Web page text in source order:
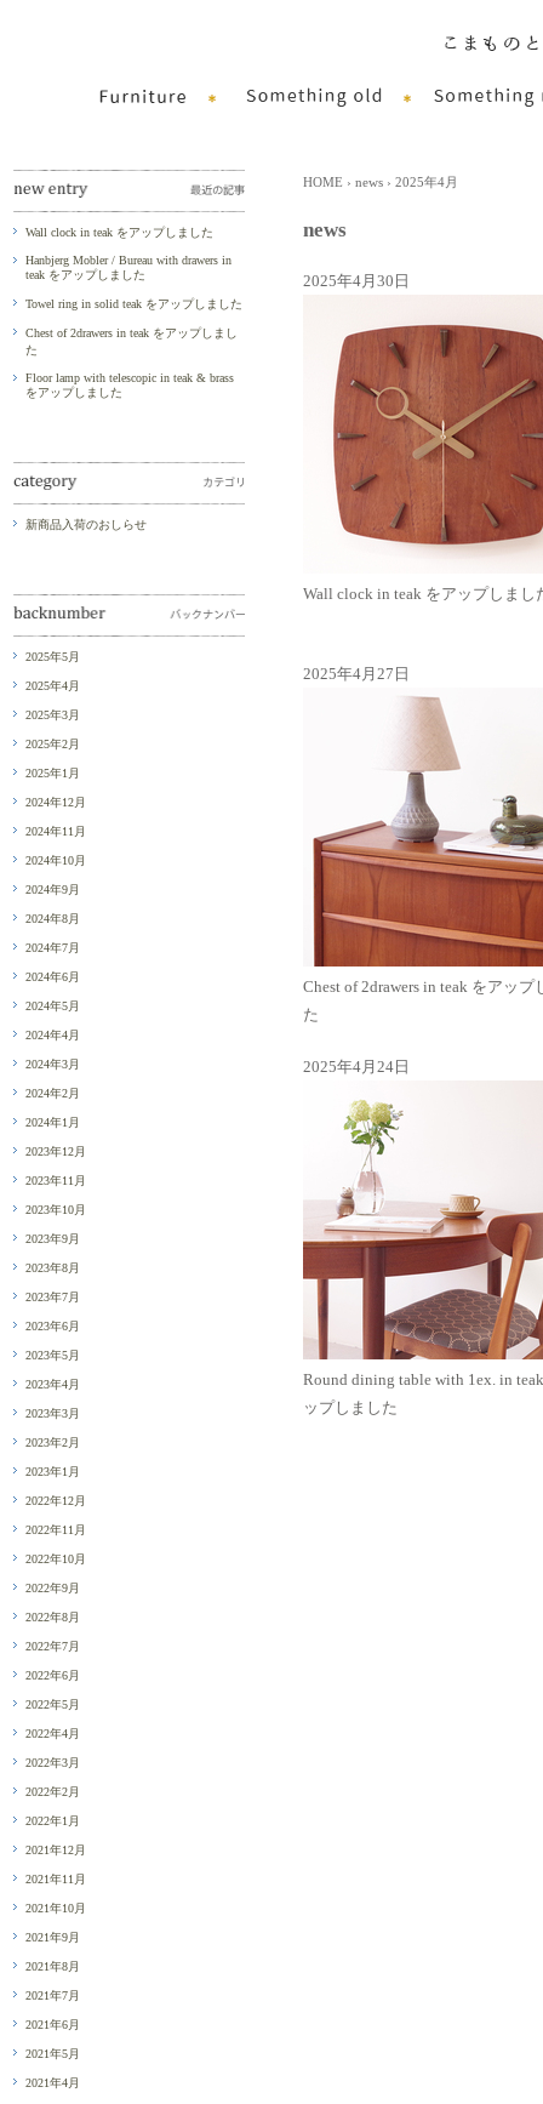
HOME › news › 2025年4月
news
2025年4月30日
Wall clock in teak をアップしまし
2025年4月27日
Chest of 2drawers in teak をアップ
た
2025年4月24日
Round dining table with 1ex. in
ップしました
Wall clock in teak をアップしました
Hanbjerg Mobler / Bureau with drawers in
teak をアップしました
Towel ring in solid teak をアップしました
Chest of 2drawers in teak をアップしまし
た
Floor lamp with telescopic in teak & brass
をアップしました
新商品入荷のおしらせ
2025年5月
2025年4月
2025年3月
2025年2月
2025年1月
2024年12月
2024年11月
2024年10月
2024年9月
2024年8月
2024年7月
2024年6月
2024年5月
2024年4月
2024年3月
2024年2月
2024年1月
2023年12月
2023年11月
2023年10月
2023年9月
2023年8月
2023年7月
2023年6月
2023年5月
2023年4月
2023年3月
2023年2月
2023年1月
2022年12月
2022年11月
2022年10月
2022年9月
2022年8月
2022年7月
2022年6月
2022年5月
2022年4月
2022年3月
2022年2月
2022年1月
2021年12月
2021年11月
2021年10月
2021年9月
2021年8月
2021年7月
2021年6月
2021年5月
2021年4月